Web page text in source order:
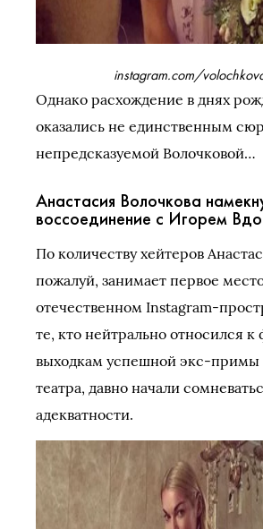
instagram.com/
Однако расхождение в днях
оказались не единственным
непредсказуемой Волочковой…
Анастасия Волочкова
воссоединение с Игорем
По количеству хейтеров
пожалуй, занимает первое
отечественном Instagram-
те, кто нейтрально относился к
выходкам успешной экс-примы
театра, давно начали
адекватности.